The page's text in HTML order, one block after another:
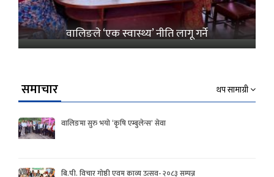
वालिङले ‘एक स्वास्थ्य’ नीति लागू गर्ने
समाचार थप सामाग्री
वालिङमा सुरु भयो ‘कृषि एम्बुलेन्स’ सेवा
बि.पी. विचार गोष्ठी एवम काव्य उत्सव- २०८३ सम्पन्न